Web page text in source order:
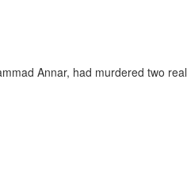
Annar, had murdered two